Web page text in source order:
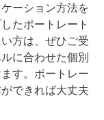
ーション方法を
たポートレート
方は、ぜひご受
に合わせた個別
す。ポートレー
できれば大丈夫